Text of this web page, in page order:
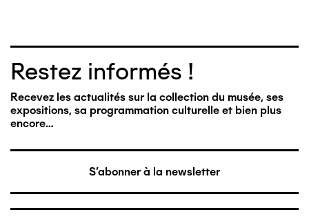
Restez informés !
Recevez les actualités sur la collection du musée, ses
expositions, sa programmation culturelle et bien plus
encore…
S'abonner à la newsletter